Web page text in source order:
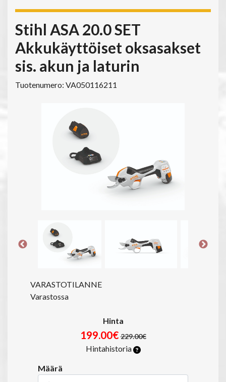
Stihl ASA 20.0 SET
Akkukäyttöiset oksasakset
sis. akun ja laturin
Tuotenumero: VA050116211
VARASTOTILANNE
Varastossa
Hinta
199.00€ 229.00€
Hintahistoria
Määrä